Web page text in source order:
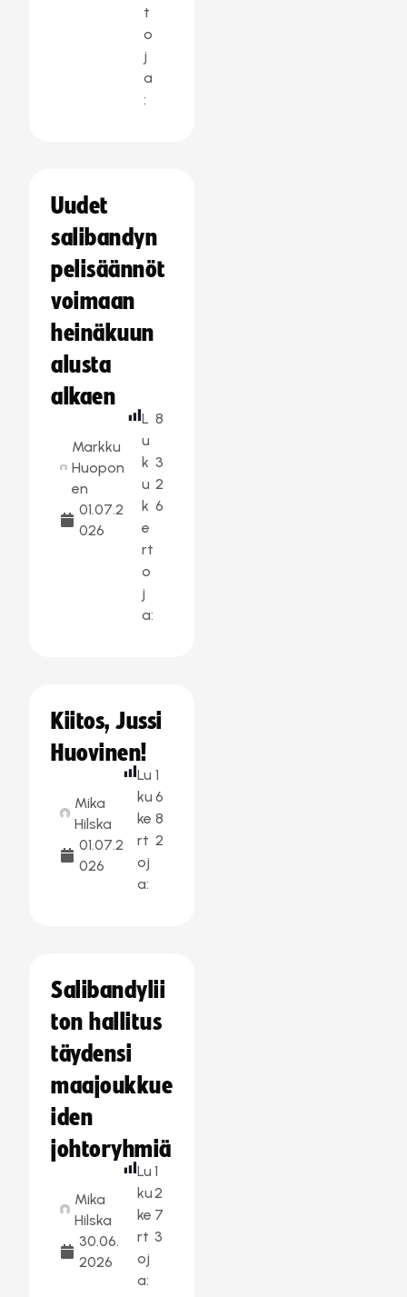
t
o
j
a
:
Uudet
salibandyn
pelisäännöt
voimaan
heinäkuun
alusta
alkaen
Markku
Huopon
en
01.07.2
026
L
u
k
u
k
e
rt
o
j
a:
8
3
2
6
Kiitos, Jussi
Huovinen!
Mika
Hilska
01.07.2
026
Lu
ku
ke
rt
oj
a:
1
6
8
2
Salibandylii
ton hallitus
täydensi
maajoukkue
iden
johtoryhmiä
Mika
Hilska
30.06.
2026
Lu
ku
ke
rt
oj
a:
1
2
7
3